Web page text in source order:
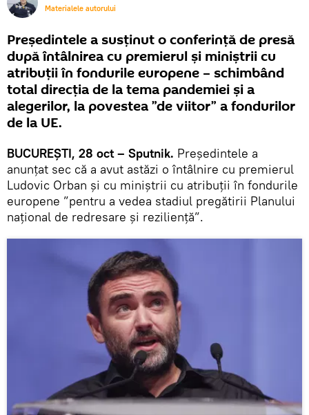
Materialele autorului
Președintele a susținut o conferință de presă
după întâlnirea cu premierul și miniștrii cu
atribuții în fondurile europene – schimbând
total direcția de la tema pandemiei și a
alegerilor, la povestea ”de viitor” a fondurilor
de la UE.
BUCUREȘTI, 28 oct – Sputnik. Președintele a
anunțat sec că a avut astăzi o întâlnire cu premierul
Ludovic Orban și cu miniștrii cu atribuții în fondurile
europene ”pentru a vedea stadiul pregătirii Planului
național de redresare și reziliență”.